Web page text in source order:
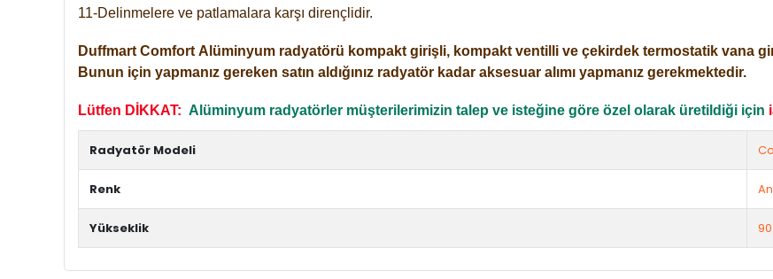
11-Delinmelere ve patlamalara karşı dirençlidir.
Duffmart Comfort Alüminyum radyatörü kompakt girişli, kompakt ventilli ve çekirdek termostatik vana
Bunun için yapmanız gereken satın aldığınız radyatör kadar aksesuar alımı yapmanız gerekmektedir.
Lütfen DİKKAT: Alüminyum radyatörler müşterilerimizin talep ve isteğine göre özel olarak üretildiği için
Radyatör Modeli
Renk
Yükseklik